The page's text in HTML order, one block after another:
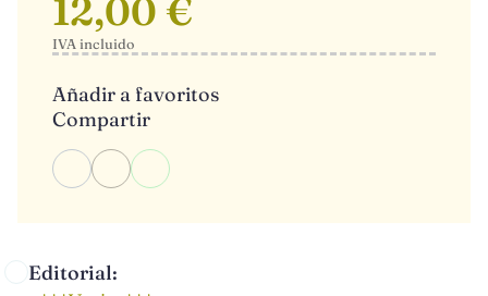
Editorial:
12,00 €
IVA incluido
Añadir a favoritos
Compartir